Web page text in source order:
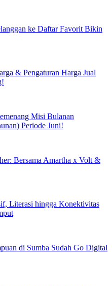
ke Daftar Favorit Bikin
& Pengaturan Harga Jual
Misi Bulanan
Periode Juni!
Bersama Amartha x Volt &
Literasi hingga Konektivitas
di Sumba Sudah Go Digital